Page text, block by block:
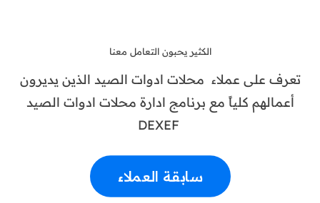
الكثير يحبون التعامل معنا
تعرف على عملاء محلات ادوات الصيد الذين يديرون
أعمالهم كلياً مع برنامج ادارة محلات ادوات الصيد
سابقة العملاء